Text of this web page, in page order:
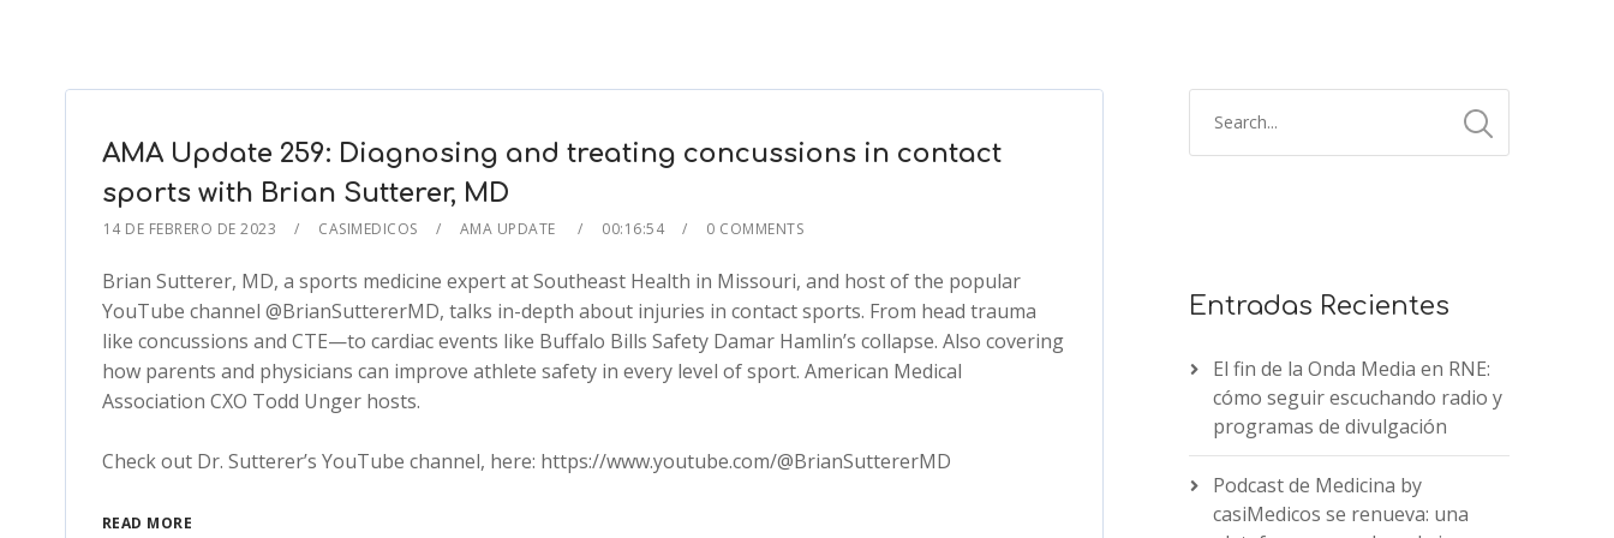
AMA Update 259: Diagnosing and treating concussions in contact
sports with Brian Sutterer, MD
14 DE FEBRERO DE 2023 CASIMEDICOS AMA UPDATE 00:16:54 0 COMMENTS
Brian Sutterer, MD, a sports medicine expert at Southeast Health in Missouri, and host of the popular
YouTube channel @BrianSuttererMD, talks in-depth about injuries in contact sports. From head trauma
like concussions and CTE—to cardiac events like Buffalo Bills Safety Damar Hamlin’s collapse. Also covering
how parents and physicians can improve athlete safety in every level of sport. American Medical
Association CXO Todd Unger hosts.
Check out Dr. Sutterer’s YouTube channel, here: https://www.youtube.com/@BrianSuttererMD
READ MORE
Entradas Recientes
El fin de la Onda Media en RNE:
cómo seguir escuchando radio y
programas de divulgación
Podcast de Medicina by
casiMedicos se renueva: una